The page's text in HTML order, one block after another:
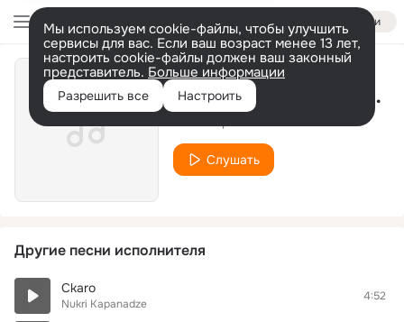
Войти
Мы используем cookie-файлы, чтобы улучшить
сервисы для вас. Если ваш возраст менее 13 лет,
настроить cookie-файлы должен ваш законный
представитель. Больше информации
Разрешить все Настроить წეროები კ/ფ "აბეზარა"
Слушать
Другие песни исполнителя
Ckaro
Nukri Kapanadze
4:52